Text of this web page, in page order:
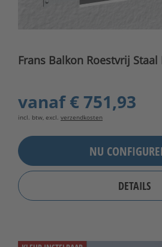
Frans Balkon Roestvrij Staal
vanaf€ 751,93
incl. btw, excl. verzendkosten
NU
DETAILS